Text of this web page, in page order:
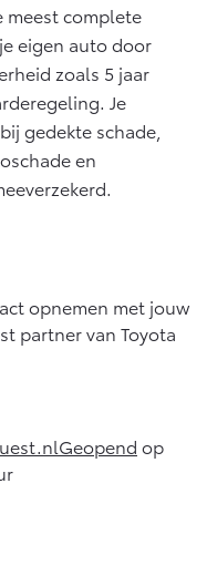
meest complete
eigen auto door
zoals 5 jaar
Je
gedekte schade,
en
opnemen met jouw
partner van Toyota
op